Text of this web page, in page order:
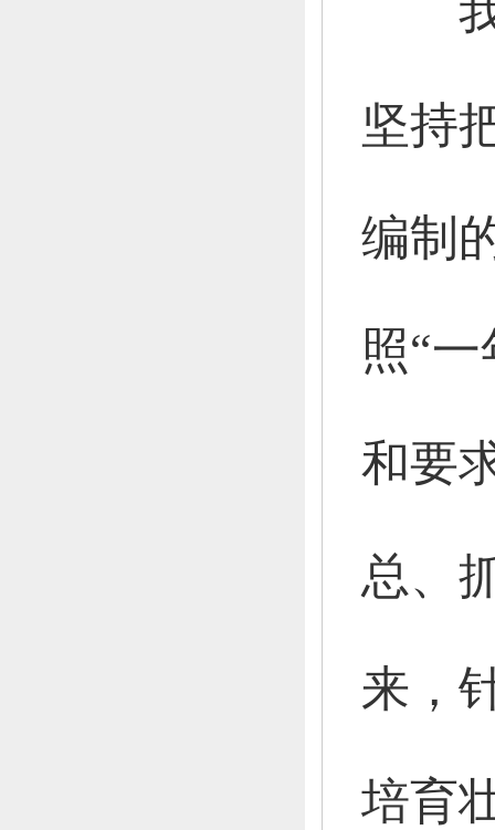
我
坚持
编制
照“
和要
总、
来，
培育